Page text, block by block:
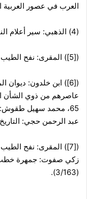
العرب في عصور
(4) الذهبي: سير أعلام النبلاء، (7/274).
([5]) المقرى: نفح الطيب من غصن الأندلس الرطيب، (1/333).
([6]) ابن خلدون: ديوان
عبد الرحمن حجي: التاريخ
زكي صفوت: جمهرة خطب
(3/163).